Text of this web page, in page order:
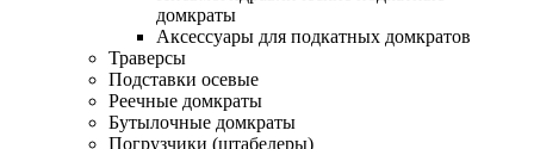
домкраты
Аксессуары для подкатных домкратов
Траверсы
Подставки осевые
Реечные домкраты
Бутылочные домкраты
Погрузчики (штабелеры)